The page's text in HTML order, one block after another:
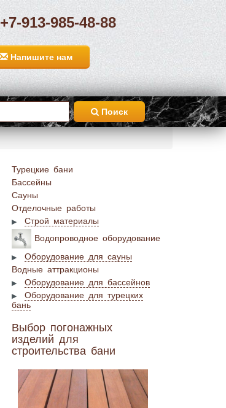
+7-913-985-48-88
Напишите нам
Поиск
Турецкие бани
Бассейны
Сауны
Отделочные работы
Строй материалы
Водопроводное оборудование
Оборудование для сауны
Водные аттракционы
Оборудование для бассейнов
Оборудование для турецких
бань
Выбор погонажных
изделий для
строительства бани